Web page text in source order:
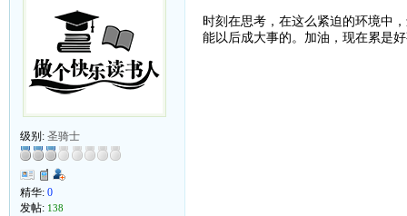
级别: 圣骑士
精华: 0
发帖: 138
时刻在思考，在这么紧迫的环境中
能以后成大事的。加油，现在累是